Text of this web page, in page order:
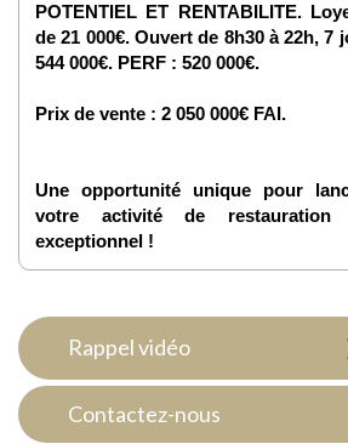
POTENTIEL ET RENTABILITE.
de 21 000€. Ouvert de 8h30 à 22h, 7
544 000€. PERF : 520 000€.
Prix de vente : 2 050 000€ FAI.
Une opportunité unique pour
votre activité de
exceptionnel !
Rappel vidéo
Contactez-nous